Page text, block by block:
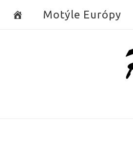
Motýle Európy
Home